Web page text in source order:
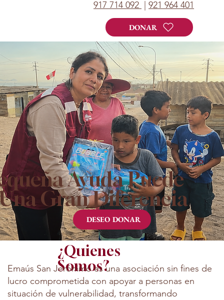
917 714 092 |921 964 401
DONAR
DESEO DONAR
Ayuda Puede
Gran Diferencia
¿Quienes
Somos?
Emaús San Jerónimo es una asociación sin fines de
lucro comprometida con apoyar a personas en
situación de vulnerabilidad, transformando